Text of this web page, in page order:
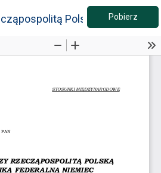
artykułu Polską a Pobierz